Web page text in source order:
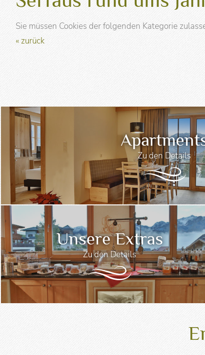
Sie müssen Cookies der folgenden Kategorie
« zurück
Zu den Details
Unsere Extras
Zu den Details